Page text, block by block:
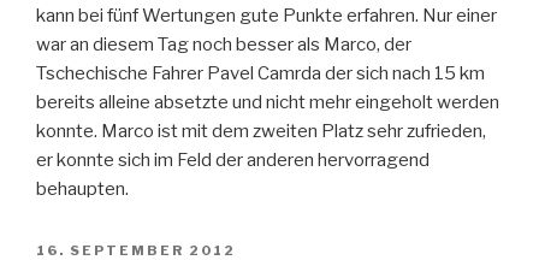
kann bei fünf Wertungen gute Punkte erfahren. Nur einer
war an diesem Tag noch besser als Marco, der
Tschechische Fahrer Pavel Camrda der sich nach 15 km
bereits alleine absetzte und nicht mehr eingeholt werden
konnte. Marco ist mit dem zweiten Platz sehr zufrieden,
er konnte sich im Feld der anderen hervorragend
behaupten.
VERÖFFENTLICHT
16. SEPTEMBER 2012